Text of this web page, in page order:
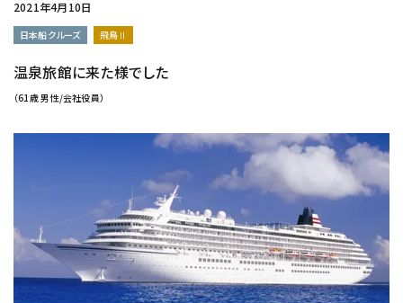
2021年4月10日
日本船クルーズ 飛鳥Ⅱ
温泉旅館に来た様でした
（61歳 男性/会社役員）